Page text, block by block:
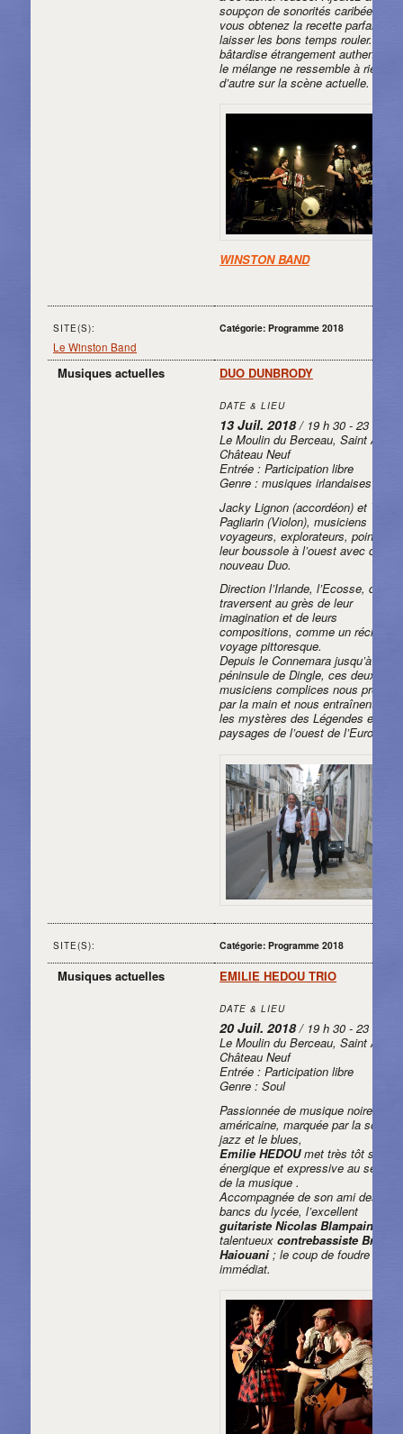
soupçon de sonorités caribéennes
vous obtenez la recette parfaite
laisser les bons temps rouler.
bâtardise étrangement authentique,
le mélange ne ressemble à rien
d’autre sur la scène actuelle.
WINSTON BAND
SITE(S):
Le Winston Band
Catégorie: Programme 2018
Musiques actuelles DUO DUNBRODY
DATE & LIEU
13 Juil. 2018/ 19 h 30 - 23 h 30
Le Moulin du Berceau, Saint Aubin
Château Neuf
Entrée : Participation libre
Genre : musiques irlandaises
Jacky Lignon (accordéon) et
Pagliarin (Violon), musiciens
voyageurs, explorateurs, pointent
leur boussole à l’ouest avec ce
nouveau Duo.
Direction l’Irlande, l’Ecosse, qu’ils
traversent au grès de leur
imagination et de leurs
compositions, comme un récit de
voyage pittoresque.
Depuis le Connemara jusqu’à la
péninsule de Dingle, ces deux
musiciens complices nous
par la main et nous entraînent vers
les mystères des Légendes et des
paysages de l’ouest de l’Europe.
SITE(S): Catégorie: Programme 2018
Musiques actuelles EMILIE HEDOU TRIO
DATE & LIEU
20 Juil. 2018/ 19 h 30 - 23 h 30
Le Moulin du Berceau, Saint Aubin
Château Neuf
Entrée : Participation libre
Genre : Soul
Passionnée de musique noire
américaine, marquée par la soul, le
jazz et le blues,
Emilie HEDOUmet très tôt sa
énergique et expressive au service
de la musique .
Accompagnée de son ami des
bancs du lycée, l’excellent
guitariste Nicolas Blampain
talentueuxcontrebassiste Brahim
Haiouani ; le coup de foudre est
immédiat.